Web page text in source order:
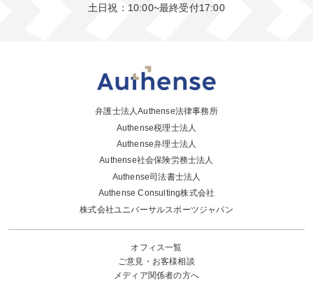
土日祝：10:00~最終受付17:00
弁護士法人Authense法律事務所
Authense税理士法人
Authense弁理士法人
Authense社会保険労務士法人
Authense司法書士法人
Authense Consulting株式会社
株式会社ユニバーサルスポーツジャパン
オフィス一覧
ご意見・お客様相談
メディア関係者の方へ